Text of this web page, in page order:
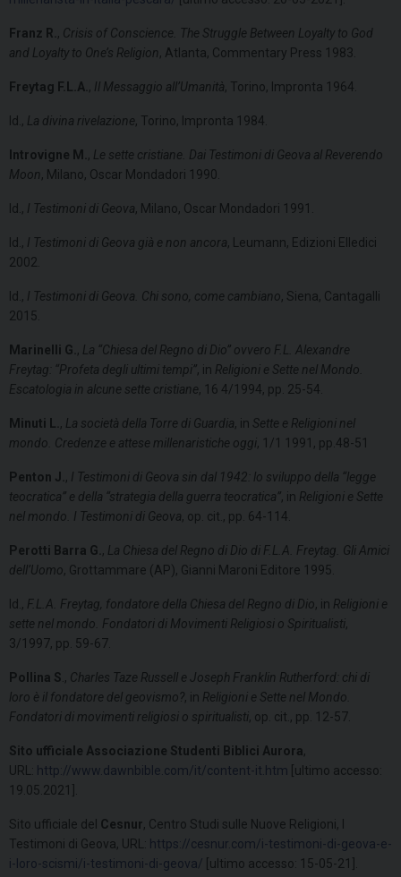
Franz R. , Crisis of Conscience. The Struggle Between Loyalty to God
and Loyalty to One’s Religion, Atlanta, Commentary Press 1983.
Freytag F.L.A. , Il Messaggio all’Umanità, Torino, Impronta 1964.
Id., La divina rivelazione, Torino, Impronta 1984.
Introvigne M. , Le sette cristiane. Dai Testimoni di Geova al Reverendo
Moon, Milano, Oscar Mondadori 1990.
Id., I Testimoni di Geova, Milano, Oscar Mondadori 1991.
Id., I Testimoni di Geova già e non ancora, Leumann, Edizioni Elledici
2002.
Id., I Testimoni di Geova. Chi sono, come cambiano, Siena, Cantagalli
2015.
Marinelli G. , La “Chiesa del Regno di Dio” ovvero F.L. Alexandre
Freytag: “Profeta degli ultimi tempi”, in Religioni e Sette nel Mondo.
Escatologia in alcune sette cristiane, 16 4/1994, pp. 25-54.
Minuti L. , La società della Torre di Guardia, in Sette e Religioni nel
mondo. Credenze e attese millenaristiche oggi, 1/1 1991, pp.48-51
Penton J. , I Testimoni di Geova sin dal 1942: lo sviluppo della “legge
teocratica” e della “strategia della guerra teocratica”, in Religioni e Sette
nel mondo. I Testimoni di Geova, op. cit., pp. 64-114.
Perotti Barra G. , La Chiesa del Regno di Dio di F.L.A. Freytag. Gli Amici
dell’Uomo, Grottammare (AP), Gianni Maroni Editore 1995.
Id., F.L.A. Freytag, fondatore della Chiesa del Regno di Dio, in Religioni e
sette nel mondo. Fondatori di Movimenti Religiosi o Spiritualisti,
3/1997, pp. 59-67.
Pollina S., Charles Taze Russell e Joseph Franklin Rutherford: chi di
loro è il fondatore del geovismo?, in Religioni e Sette nel Mondo.
Fondatori di movimenti religiosi o spiritualisti, op. cit., pp. 12-57.
Sito ufficiale Associazione Studenti Biblici Aurora,
URL: http://www.dawnbible.com/it/content-it.htm [ultimo accesso:
19.05.2021].
Sito ufficiale del Cesnur, Centro Studi sulle Nuove Religioni, I
Testimoni di Geova, URL: https://cesnur.com/i-testimoni-di-geova-e-
i-loro-scismi/i-testimoni-di-geova/ [ultimo accesso: 15-05-21].